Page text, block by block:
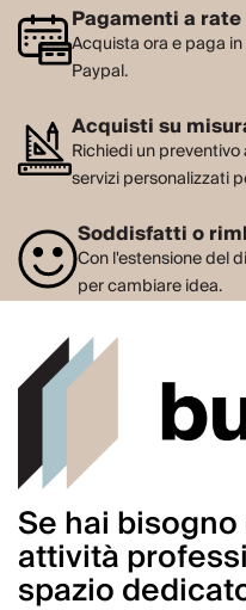
Pagamenti a rate
Acquista ora e paga
Paypal.
Acquisti su
Richiedi un
servizi personalizzati
Soddisfatti o
Con l'estensione del
per cambiare idea.
Se hai
attività
spazio